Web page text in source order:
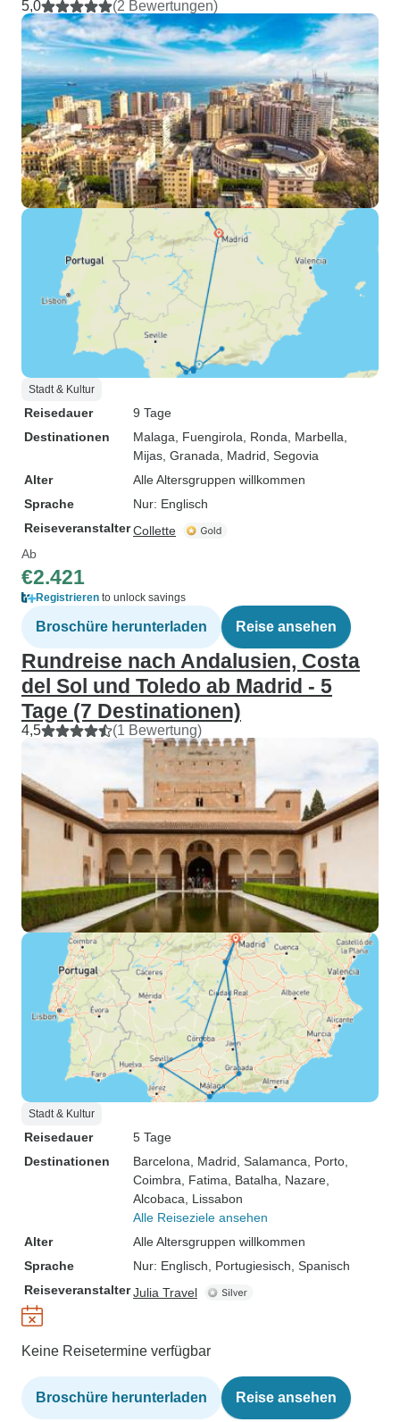
5,0 (2 Bewertungen)
Stadt & Kultur
Reisedauer
9 Tage
Destinationen
Malaga , Fuengirola , Ronda , Marbella
Mijas , Granada , Madrid , Segovia
Alter
Alle Altersgruppen willkommen
Sprache
Nur: Englisch
ReiseveranstalterCollette
Ab
€2.421
Registrieren to unlock savings
Broschüre herunterladen Reise ansehen
Rundreise nach Andalusien, Costa
del Sol und Toledo ab Madrid - 5
Tage (7 Destinationen)
4,5 (1 Bewertung)
Stadt & Kultur
Reisedauer
5 Tage
Destinationen
Barcelona , Madrid , Salamanca , Porto
Coimbra , Fatima , Batalha , Nazare
Alcobaca , Lissabon
Alle Reiseziele ansehen
Alter
Alle Altersgruppen willkommen
Sprache
Nur: Englisch, Portugiesisch, Spanisch
ReiseveranstalterJulia Travel
Keine Reisetermine verfügbar
Broschüre herunterladen Reise ansehen